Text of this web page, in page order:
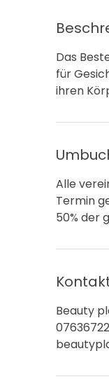
Das
für
ihren
Alle
Termin
50% der
Beauty